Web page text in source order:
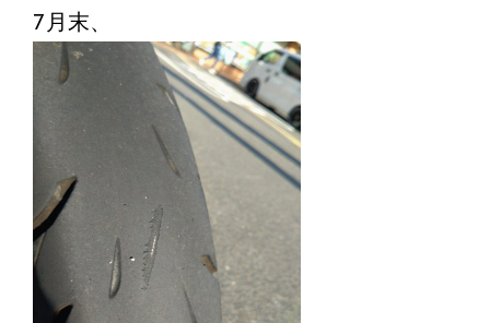
7月末、